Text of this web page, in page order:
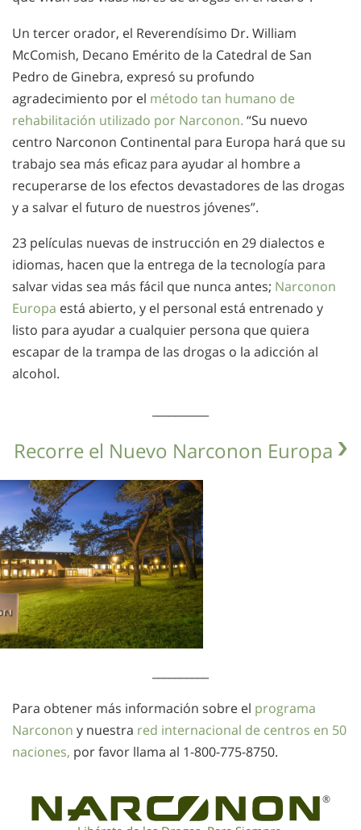
Un tercer orador, el Reverendísimo Dr. William
McComish, Decano Emérito de la Catedral de San
Pedro de Ginebra, expresó su profundo
agradecimiento por el método tan humano de
rehabilitación utilizado por Narconon. “Su nuevo
centro Narconon Continental para Europa hará que su
trabajo sea más eficaz para ayudar al hombre a
recuperarse de los efectos devastadores de las drogas
y a salvar el futuro de nuestros jóvenes”.
23 películas nuevas de instrucción en 29 dialectos e
idiomas, hacen que la entrega de la tecnología para
salvar vidas sea más fácil que nunca antes; Narconon
Europa está abierto, y el personal está entrenado y
listo para ayudar a cualquier persona que quiera
escapar de la trampa de las drogas o la adicción al
alcohol.
Recorre el Nuevo Narconon Europa
Para obtener más información sobre el programa
Narconon y nuestra red internacional de centros en 50
naciones, por favor llama al 1-800-775-8750.
®